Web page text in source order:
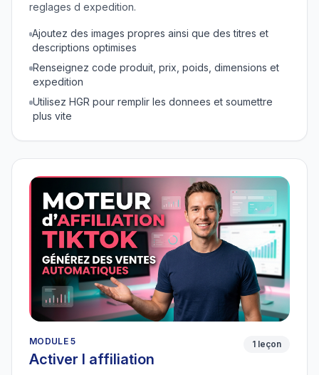
reglages d expedition.
Ajoutez des images propres ainsi que des titres et
descriptions optimises
Renseignez code produit, prix, poids, dimensions et
expedition
Utilisez HGR pour remplir les donnees et soumettre
plus vite
MODULE 5
Activer l affiliation
1 leçon